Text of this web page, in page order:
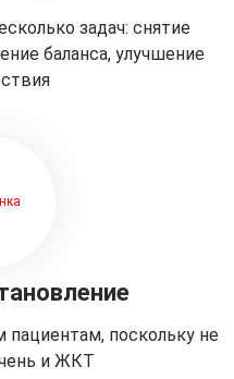
задач: снятие
баланса, улучшение
поскольку не
и ЖКТ